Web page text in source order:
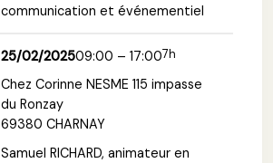
communication et événementiel
25/02/202509:00 – 17:007h
Chez Corinne NESME 115 impasse
du Ronzay
69380 CHARNAY
Samuel RICHARD, animateur en